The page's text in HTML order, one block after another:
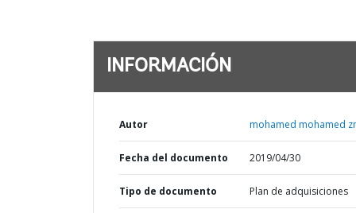
INFORMACIÓN
Autor mohamed mohamed
Fecha del documento 2019/04/30
Tipo de documento Plan de adquisiciones